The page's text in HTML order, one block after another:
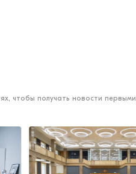
чтобы получать новости первыми